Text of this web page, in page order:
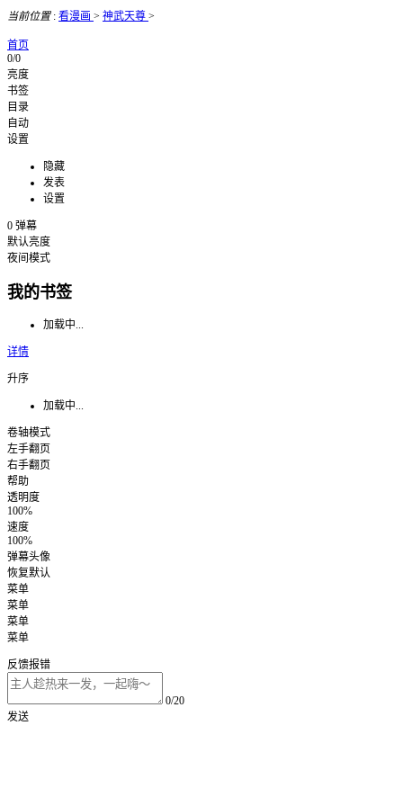
当前位置: 看漫画 > 神武天尊 >
首页
0/0
亮度
书签
目录
自动
设置
隐藏
发表
设置
0 弹幕
默认亮度
夜间模式
我的书签
加载中...
详情
升序
加载中...
卷轴模式
左手翻页
右手翻页
帮助
透明度
100%
速度
100%
弹幕头像
恢复默认
菜单
菜单
菜单
菜单
反馈报错
0/20
发送